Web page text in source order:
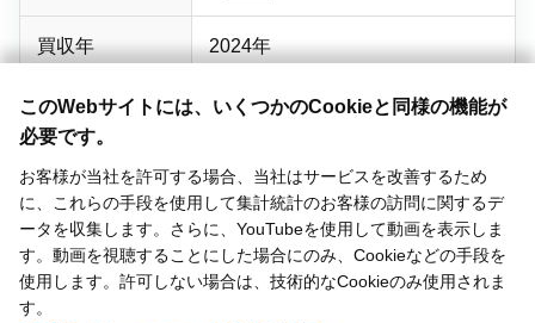
買収年 2024年
国・地域 インド
市場プレゼンス
（NPHD推計）
建築用No.2
（タミルナドゥ州、カルナータカ
州）
このWebサイトには、いくつかのCookieと同様の機能が
必要です。
お客様が当社を許可する場合、当社はサービスを改善するため
に、これらの手段を使用して集計統計のお客様の訪問に関するデ
ータを収集します。さらに、YouTubeを使用して動画を表示しま
す。動画を視聴することにした場合にのみ、Cookieなどの手段を
使用します。許可しない場合は、技術的なCookieのみ使用されま
す。